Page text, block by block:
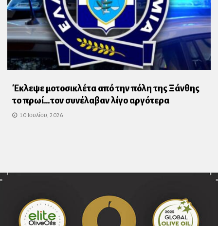
Έκλεψε μοτοσικλέτα από την πόλη της Ξάνθης
το πρωί…τον συνέλαβαν λίγο αργότερα
10 Ιουλίου, 2026